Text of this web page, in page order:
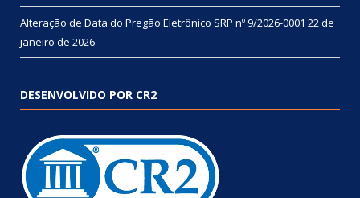
Alteração de Data do Pregão Eletrônico SRP nº 9/2026-0001 22 de
janeiro de 2026
DESENVOLVIDO POR CR2